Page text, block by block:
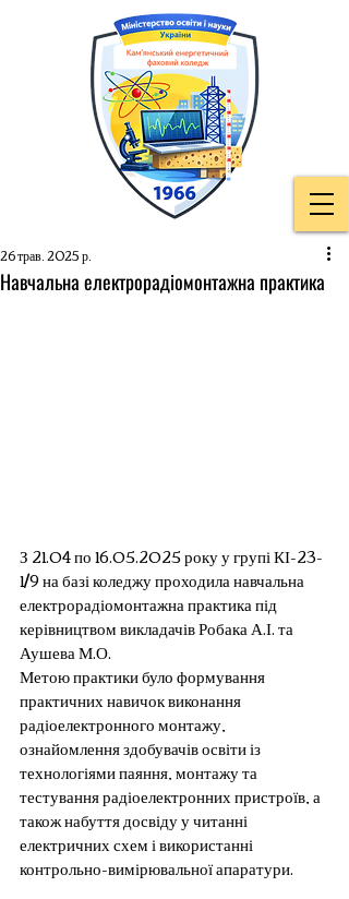
Навчальна електрорадіомонтажна практика
26 трав. 2025 р.
З 21.04 по 16.05.2025 року у групі КІ-23-
1/9 на базі коледжу проходила навчальна
електрорадіомонтажна практика під
керівництвом викладачів Робака А.І. та
Аушева М.О.
Метою практики було формування
практичних навичок виконання
радіоелектронного монтажу,
ознайомлення здобувачів освіти із
технологіями паяння, монтажу та
тестування радіоелектронних пристроїв, а
також набуття досвіду у читанні
електричних схем і використанні
контрольно-вимірювальної апаратури.